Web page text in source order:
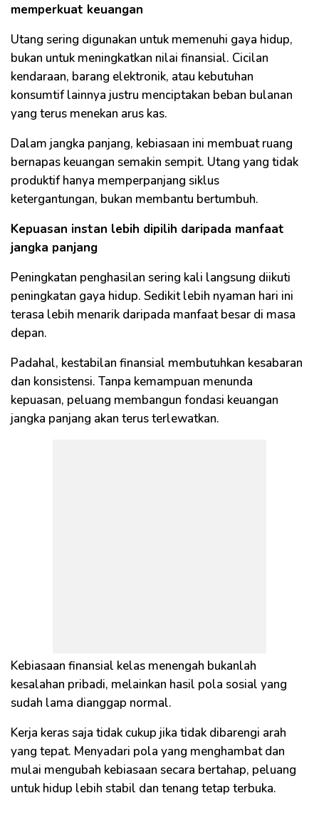
memperkuat keuangan
Utang sering digunakan untuk memenuhi gaya hidup,
bukan untuk meningkatkan nilai finansial. Cicilan
kendaraan, barang elektronik, atau kebutuhan
konsumtif lainnya justru menciptakan beban bulanan
yang terus menekan arus kas.
Dalam jangka panjang, kebiasaan ini membuat ruang
bernapas keuangan semakin sempit. Utang yang tidak
produktif hanya memperpanjang siklus
ketergantungan, bukan membantu bertumbuh.
Kepuasan instan lebih dipilih daripada manfaat
jangka panjang
Peningkatan penghasilan sering kali langsung diikuti
peningkatan gaya hidup. Sedikit lebih nyaman hari ini
terasa lebih menarik daripada manfaat besar di masa
depan.
Padahal, kestabilan finansial membutuhkan kesabaran
dan konsistensi. Tanpa kemampuan menunda
kepuasan, peluang membangun fondasi keuangan
jangka panjang akan terus terlewatkan.
Kebiasaan finansial kelas menengah bukanlah
kesalahan pribadi, melainkan hasil pola sosial yang
sudah lama dianggap normal.
Kerja keras saja tidak cukup jika tidak dibarengi arah
yang tepat. Menyadari pola yang menghambat dan
mulai mengubah kebiasaan secara bertahap, peluang
untuk hidup lebih stabil dan tenang tetap terbuka.